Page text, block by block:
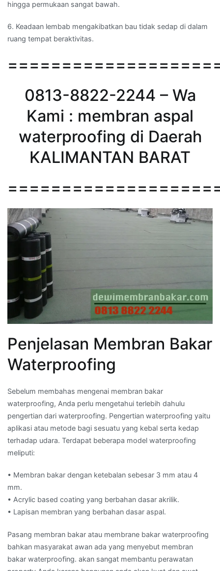
hingga permukaan sangat bawah.
6. Keadaan lembab mengakibatkan bau tidak sedap di dalam
ruang tempat beraktivitas.
0813-8822-2244 – Wa
Kami : membran aspal
waterproofing di Daerah
KALIMANTAN BARAT
Penjelasan Membran Bakar
Waterproofing
Sebelum membahas mengenai membran bakar
waterproofing, Anda perlu mengetahui terlebih dahulu
pengertian dari waterproofing. Pengertian waterproofing yaitu
aplikasi atau metode bagi sesuatu yang kebal serta kedap
terhadap udara. Terdapat beberapa model waterproofing
meliputi:
• Membran bakar dengan ketebalan sebesar 3 mm atau 4
mm.
• Acrylic based coating yang berbahan dasar akrilik.
• Lapisan membran yang berbahan dasar aspal.
Pasang membran bakar atau membrane bakar waterproofing
bahkan masyarakat awan ada yang menyebut membran
bakar waterproofing. akan sangat membantu perawatan